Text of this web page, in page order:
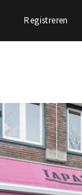
Registreren